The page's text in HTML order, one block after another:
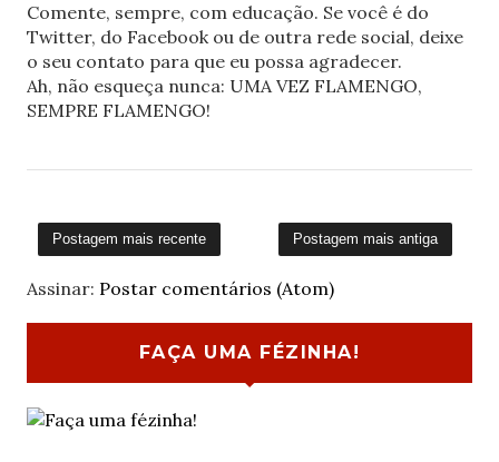
Comente, sempre, com educação. Se você é do
Twitter, do Facebook ou de outra rede social, deixe
o seu contato para que eu possa agradecer.
Ah, não esqueça nunca: UMA VEZ FLAMENGO,
SEMPRE FLAMENGO!
Postagem mais recente Postagem mais antiga
Assinar: Postar comentários (Atom)
FAÇA UMA FÉZINHA!